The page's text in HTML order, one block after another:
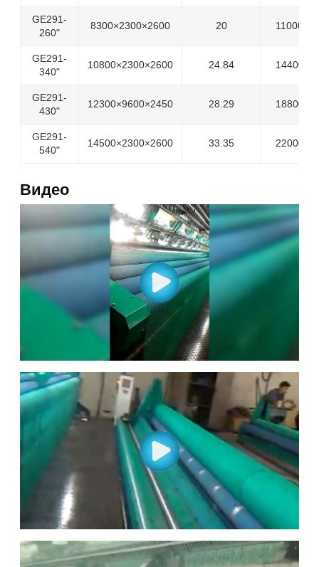
GE291-
260"
8300×2300×2600 20 11000
GE291-
340"
10800×2300×2600 24.84 14400
GE291-
430"
12300×9600×2450 28.29 18800
GE291-
540"
14500×2300×2600 33.35 22000
Видео